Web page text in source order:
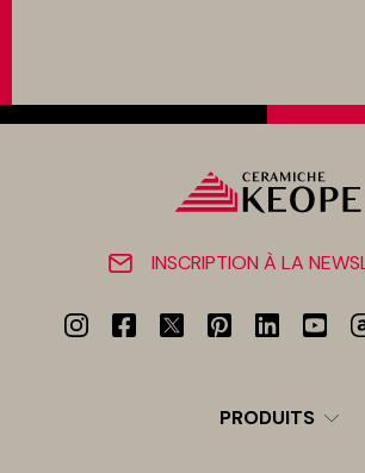
INSCRIPTION À LA
PRODUITS